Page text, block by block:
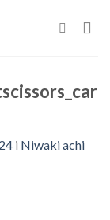
i Niwaki achi